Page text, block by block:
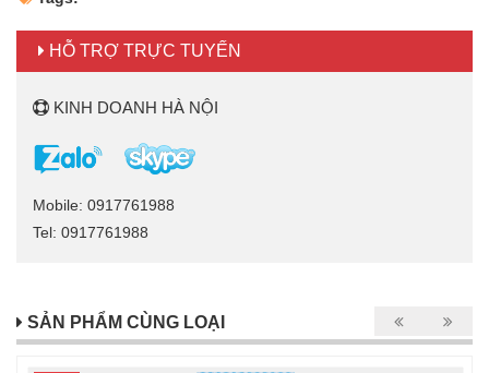
HỖ TRỢ TRỰC TUYẾN
KINH DOANH HÀ NỘI
Mobile: 0917761988
Tel: 0917761988
SẢN PHẨM CÙNG LOẠI